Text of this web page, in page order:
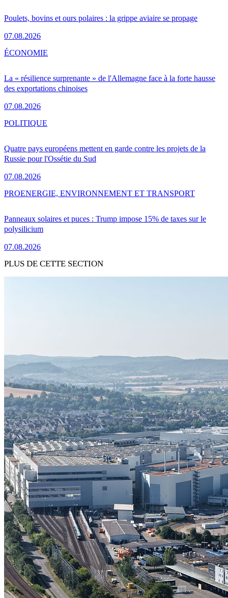
Poulets, bovins et ours polaires : la grippe aviaire se propage
07.08.2026
La « résilience surprenante » de l'Allemagne face à la forte hausse
des exportations chinoises
07.08.2026
ÉCONOMIE
Quatre pays européens mettent en garde contre les projets de la
Russie pour l'Ossétie du Sud
07.08.2026
POLITIQUE
Panneaux solaires et puces : Trump impose 15% de taxes sur le
polysilicium
07.08.2026
PROENERGIE, ENVIRONNEMENT ET TRANSPORT
PLUS DE CETTE SECTION